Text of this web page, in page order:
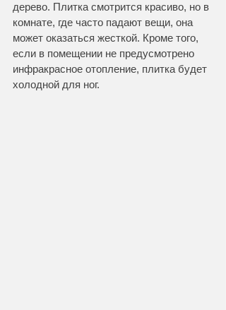
дерево. Плитка смотрится красиво, но в
комнате, где часто падают вещи, она
может оказаться жесткой. Кроме того,
если в помещении не предусмотрено
инфракрасное отопление, плитка будет
холодной для ног.